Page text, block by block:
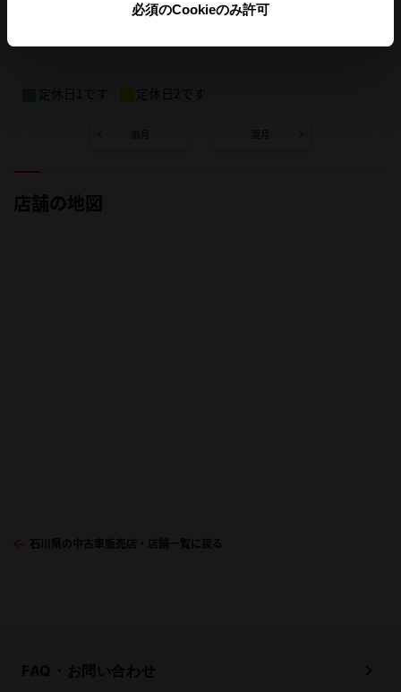
必須のCookieのみ許可
店舗の地図
石川県の中古車販売店・店舗一覧に戻る
FAQ・お問い合わせ